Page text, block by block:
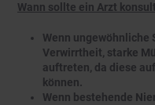
Wann sollte ein Arzt
Wenn ungewöhnliche
Verwirrtheit, starke
auftreten, da diese
können.
Wenn bestehende